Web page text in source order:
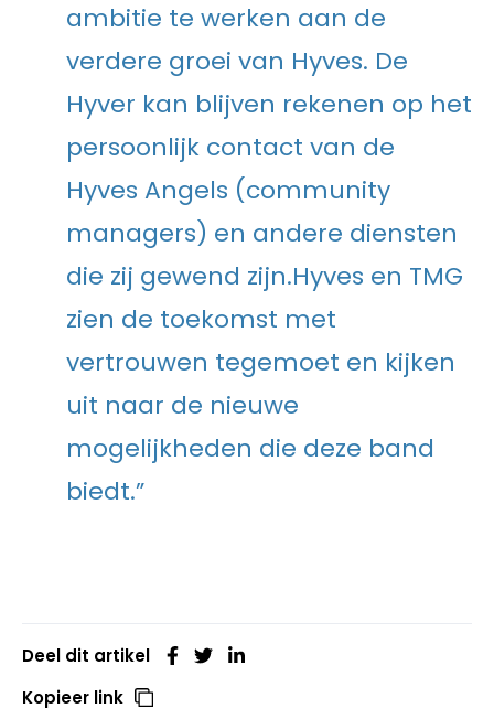
ambitie te werken aan de
verdere groei van Hyves. De
Hyver kan blijven rekenen op het
persoonlijk contact van de
Hyves Angels (community
managers) en andere diensten
die zij gewend zijn.Hyves en TMG
zien de toekomst met
vertrouwen tegemoet en kijken
uit naar de nieuwe
mogelijkheden die deze band
biedt.”
Deel dit artikel
Kopieer link